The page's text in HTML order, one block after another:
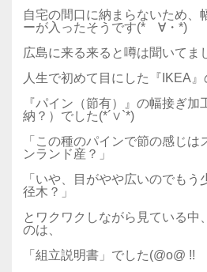
自宅の間口に納まらないため、
ーが入ったそうです(*ゝ∀・*)
広島に来る来ると噂は聞いてま
人生で初めて目にした『IKEA』
『パイン（節有）』の幅接ぎ加
納？）でした(*´∨`*)
「この種のパインで節の感じは
ンランド産？」
「いや、目がやや広いのでも
径木？」
とワクワクしながら見ている中
のは、
「組立説明書」でした(@o@ !!